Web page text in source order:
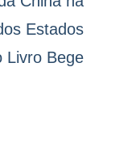
Estados
Livro Bege